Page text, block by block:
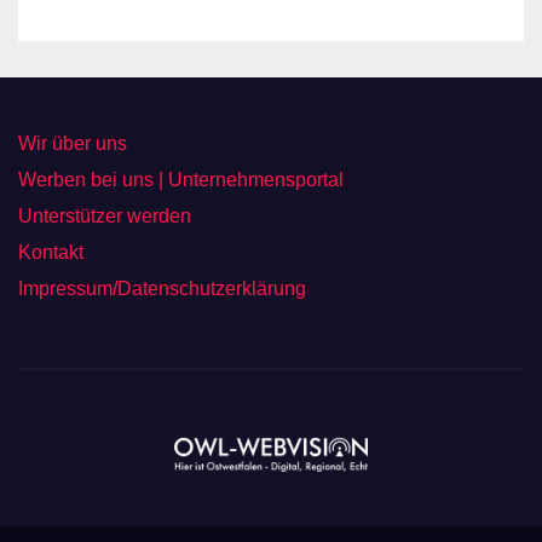
Wir über uns
Werben bei uns | Unternehmensportal
Unterstützer werden
Kontakt
Impressum/Datenschutzerklärung